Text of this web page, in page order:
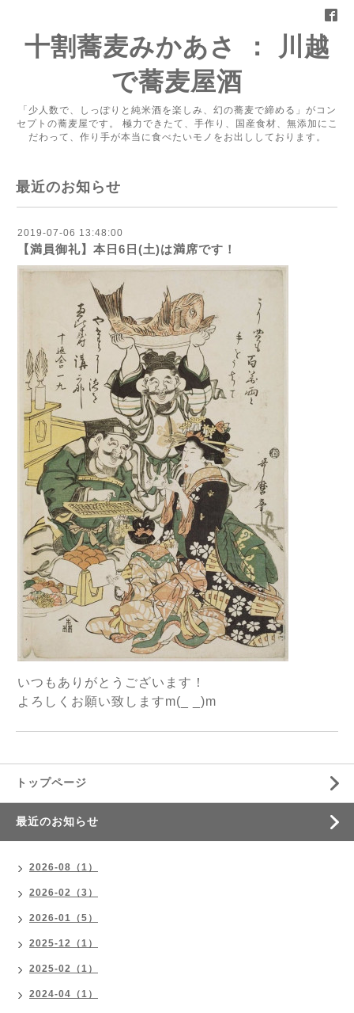
十割蕎麦みかあさ ： 川越
で蕎麦屋酒
「少人数で、しっぽりと純米酒を楽しみ、幻の蕎麦で締める」がコン
セプトの蕎麦屋です。 極力できたて、手作り、国産食材、無添加にこ
だわって、作り手が本当に食べたいモノをお出ししております。
最近のお知らせ
2019-07-06 13:48:00
【満員御礼】本日6日(土)は満席です！
いつもありがとうございます！
よろしくお願い致しますm(_ _)m
トップページ
最近のお知らせ
2026-08（1）
2026-02（3）
2026-01（5）
2025-12（1）
2025-02（1）
2024-04（1）